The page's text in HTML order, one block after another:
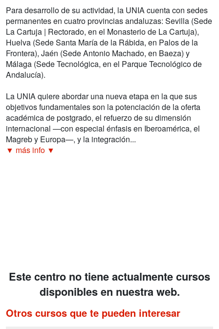
Para desarrollo de su actividad, la UNIA cuenta con sedes
permanentes en cuatro provincias andaluzas: Sevilla (Sede
La Cartuja | Rectorado, en el Monasterio de La Cartuja),
Huelva (Sede Santa María de la Rábida, en Palos de la
Frontera), Jaén (Sede Antonio Machado, en Baeza) y
Málaga (Sede Tecnológica, en el Parque Tecnológico de
Andalucía).
La UNIA quiere abordar una nueva etapa en la que sus
objetivos fundamentales son la potenciación de la oferta
académica de postgrado, el refuerzo de su dimensión
internacional —con especial énfasis en Iberoamérica, el
Magreb y Europa—, y la integración...
▼ más info ▼
Este centro no tiene actualmente cursos
disponibles en nuestra web.
Otros cursos que te pueden interesar